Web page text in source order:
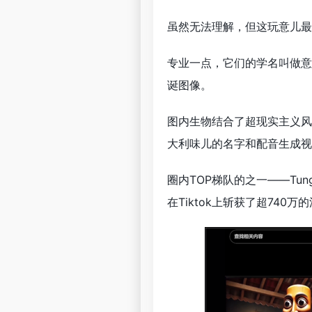
虽然无法理解，但这玩意儿
专业一点，它们的学名叫做
诞图像。
图内生物结合了超现实主义
大利味儿的名字和配音生成
圈内TOP梯队的之一
在Tiktok上斩获了超740万